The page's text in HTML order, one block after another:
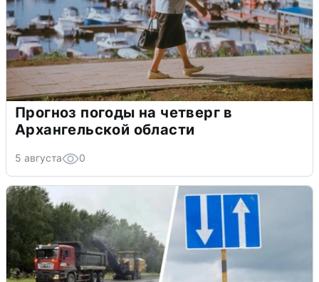
Прогноз погоды на четверг в
Архангельской области
5 августа 0